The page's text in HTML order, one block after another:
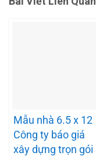
Mẫu nhà 6.5 x 12
Công ty báo giá
xây dựng trọn gói